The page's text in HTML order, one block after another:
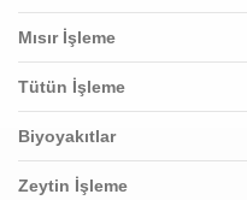
Mısır İşleme
Tütün İşleme
Biyoyakıtlar
Zeytin İşleme